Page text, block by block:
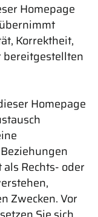
Homepage
Korrektheit,
bereitgestellten
Homepage
Rechts- oder
Zwecken. Vor